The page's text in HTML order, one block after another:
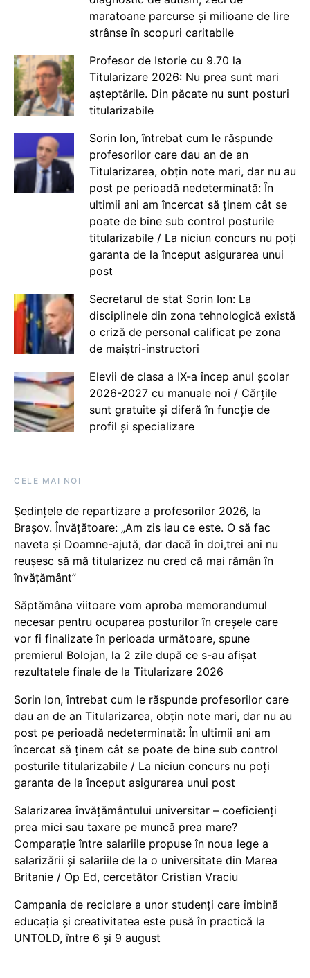
maratoane parcurse și milioane de lire
strânse în scopuri caritabile
Profesor de Istorie cu 9.70 la
Titularizare 2026: Nu prea sunt mari
așteptările. Din păcate nu sunt posturi
titularizabile
Sorin Ion, întrebat cum le răspunde
profesorilor care dau an de an
Titularizarea, obțin note mari, dar nu au
post pe perioadă nedeterminată: În
ultimii ani am încercat să ținem cât se
poate de bine sub control posturile
titularizabile / La niciun concurs nu poți
garanta de la început asigurarea unui
post
Secretarul de stat Sorin Ion: La
disciplinele din zona tehnologică există
o criză de personal calificat pe zona
de maiștri-instructori
Elevii de clasa a IX-a încep anul școlar
2026-2027 cu manuale noi / Cărțile
sunt gratuite și diferă în funcție de
profil și specializare
CELE MAI NOI
Ședințele de repartizare a profesorilor 2026, la
Brașov. Învățătoare: „Am zis iau ce este. O să fac
naveta și Doamne-ajută, dar dacă în doi,trei ani nu
reușesc să mă titularizez nu cred că mai rămân în
învățământ”
Săptămâna viitoare vom aproba memorandumul
necesar pentru ocuparea posturilor în creșele care
vor fi finalizate în perioada următoare, spune
premierul Bolojan, la 2 zile după ce s-au afișat
rezultatele finale de la Titularizare 2026
Sorin Ion, întrebat cum le răspunde profesorilor care
dau an de an Titularizarea, obțin note mari, dar nu au
post pe perioadă nedeterminată: În ultimii ani am
încercat să ținem cât se poate de bine sub control
posturile titularizabile / La niciun concurs nu poți
garanta de la început asigurarea unui post
Salarizarea învățământului universitar – coeficienți
prea mici sau taxare pe muncă prea mare?
Comparație între salariile propuse în noua lege a
salarizării și salariile de la o universitate din Marea
Britanie / Op Ed, cercetător Cristian Vraciu
Campania de reciclare a unor studenți care îmbină
educația și creativitatea este pusă în practică la
UNTOLD, între 6 și 9 august